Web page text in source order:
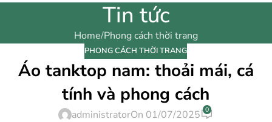
Tin tức
Home Phong cách thời trang
PHONG CÁCH THỜI TRANG
Áo tanktop nam: thoải mái, cá
tính và phong cách
administratorOn 01/07/2025 0